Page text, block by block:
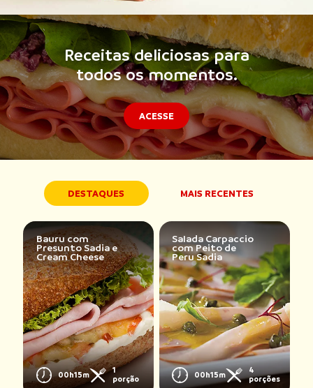
Receitas deliciosas para
todos os momentos.
ACESSE
DESTAQUES MAIS RECENTES
00h15m
1
porção
Bauru com
Presunto Sadia e
Cream Cheese
00h15m
4
porções
Salada Carpaccio
com Peito de
Peru Sadia